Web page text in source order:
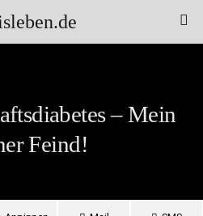
– Mein
Feind!